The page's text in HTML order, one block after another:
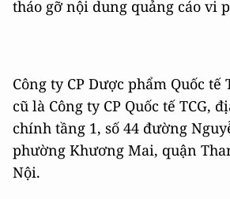
tháo gỡ nội dung quảng cáo vi
Công ty CP Dược phẩm Quốc tế
cũ là Công ty CP Quốc tế TCG,
chính tầng 1, số 44 đường
phường Khương Mai, quận
Nội.